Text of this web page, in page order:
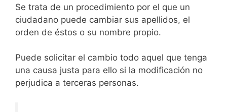
Se trata de un procedimiento por el que un
ciudadano puede cambiar sus apellidos, el
orden de éstos o su nombre propio.
Puede solicitar el cambio todo aquel que tenga
una causa justa para ello si la modificación no
perjudica a terceras personas.